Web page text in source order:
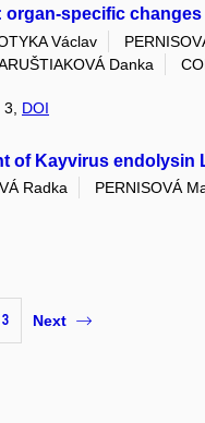
specific
Václav
Danka
DOI
of Kayvirus
Radka PERNISOVÁ
Next